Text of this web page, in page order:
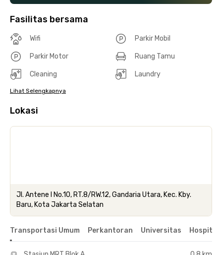
Fasilitas bersama
Wifi Parkir Mobil
Parkir Motor Ruang Tamu
Cleaning Laundry
Lihat Selengkapnya
Lokasi
Jl. Antene I No.10, RT.8/RW.12, Gandaria Utara, Kec. Kby.
Baru, Kota Jakarta Selatan
Transportasi Umum Perkantoran Universitas Hospital